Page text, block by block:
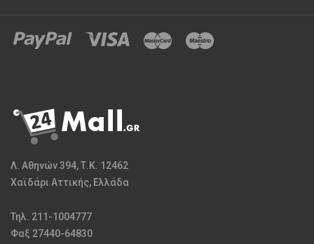
Λ. Αθηνών 394, Τ.Κ. 12462
Χαϊδάρι Αττικής, Ελλάδα
Τηλ. 211-1004777
Φαξ 27440-64830